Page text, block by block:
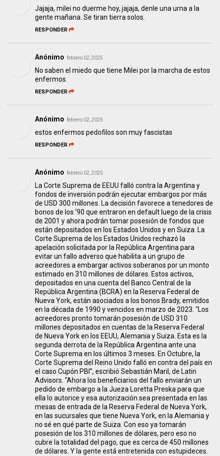
Jajaja, milei no duerme hoy, jajaja, denle una urna a la
gente mañana. Se tiran tierra solos.
RESPONDER
Anónimo febrero 02, 2025
No saben el miedo que tiene Milei por la marcha de estos
enfermos.
RESPONDER
Anónimo febrero 02, 2025
estos enfermos pedofilos son muy fascistas
RESPONDER
Anónimo febrero 02, 2025
La Corte Suprema de EEUU falló contra la Argentina y
fondos de inversión podrán ejecutar embargos por más
de USD 300 millones. La decisión favorece a tenedores de
bonos de los ‘90 que entraron en default luego de la crisis
de 2001 y ahora podrán tomar posesión de fondos que
están depositados en los Estados Unidos y en Suiza. La
Corte Suprema de los Estados Unidos rechazó la
apelación solicitada por la República Argentina para
evitar un fallo adverso que habilita a un grupo de
acreedores a embargar activos soberanos por un monto
estimado en 310 millones de dólares. Estos activos,
depositados en una cuenta del Banco Central de la
República Argentina (BCRA) en la Reserva Federal de
Nueva York, están asociados a los bonos Brady, emitidos
en la década de 1990 y vencidos en marzo de 2023. “Los
acreedores pronto tomarán posesión de USD 310
millones depositados en cuentas de la Reserva Federal
de Nueva York en los EEUU, Alemania y Suiza. Esta es la
segunda derrota de la República Argentina ante una
Corte Suprema en los últimos 3 meses. En Octubre, la
Corte Suprema del Reino Unido falló en contra del país en
el caso Cupón PBI”, escribió Sebastián Maril, de Latin
Advisors. “Ahora los beneficiarios del fallo enviarán un
pedido de embargo a la Jueza Loretta Preska para que
ella lo autorice y esa autorización sea presentada en las
mesas de entrada de la Reserva Federal de Nueva York,
en las sucursales que tiene Nueva York, en la Alemania y
no sé en qué parte de Suiza. Con eso ya tomarán
posesión de los 310 millones de dólares, pero eso no
cubre la totalidad del pago, que es cerca de 450 millones
de dólares. Y la gente está entretenida con estupideces.